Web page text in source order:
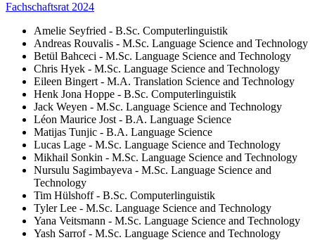
Fachschaftsrat 2024
Amelie Seyfried - B.Sc. Computerlinguistik
Andreas Rouvalis - M.Sc. Language Science and Technology
Betül Bahceci - M.Sc. Language Science and Technology
Chris Hyek - M.Sc. Language Science and Technology
Eileen Bingert - M.A. Translation Science and Technology
Henk Jona Hoppe - B.Sc. Computerlinguistik
Jack Weyen - M.Sc. Language Science and Technology
Léon Maurice Jost - B.A. Language Science
Matijas Tunjic - B.A. Language Science
Lucas Lage - M.Sc. Language Science and Technology
Mikhail Sonkin - M.Sc. Language Science and Technology
Nursulu Sagimbayeva - M.Sc. Language Science and
Technology
Tim Hülshoff - B.Sc. Computerlinguistik
Tyler Lee - M.Sc. Language Science and Technology
Yana Veitsmann - M.Sc. Language Science and Technology
Yash Sarrof - M.Sc. Language Science and Technology